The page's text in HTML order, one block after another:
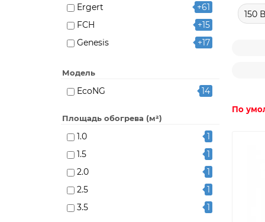
Ergert
+61
FCH
+15
Genesis
+17
Grandeks
HEAT PLUS
+17
Heat'n'Warm
Matrix
+19
Miro
+14
Nexans
+13
RIM
+12
Russian Heat
+35
Модель
EcoNG 14
Площадь обогрева (м²)
1.0
1
1.5
1
2.0
1
2.5
1
3.5
1
150
По